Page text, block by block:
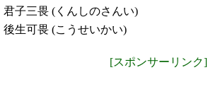
君子三畏 (くんしのさんい)
後生可畏 (こうせいかい)
[スポンサーリンク]